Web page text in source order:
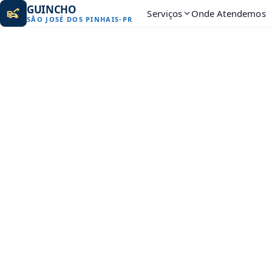
GUINCHO
SÃO JOSÉ DOS PINHAIS- PR Serviços Onde Atendemos